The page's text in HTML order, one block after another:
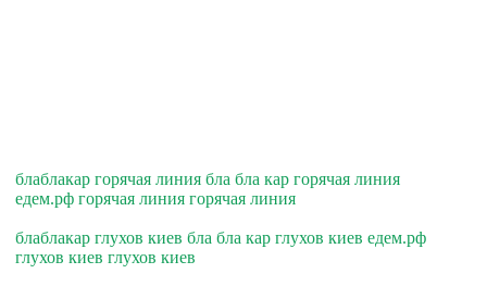
блаблакар горячая линия бла бла кар горячая линия
едем.рф горячая линия горячая линия
блаблакар глухов киев бла бла кар глухов киев едем.рф
глухов киев глухов киев